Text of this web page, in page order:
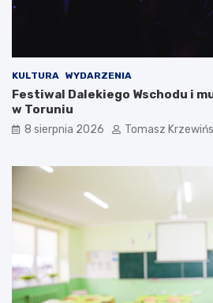
KULTURA WYDARZENIA
Festiwal Dalekiego Wschodu i
w Toruniu
8 sierpnia 2026 Tomasz